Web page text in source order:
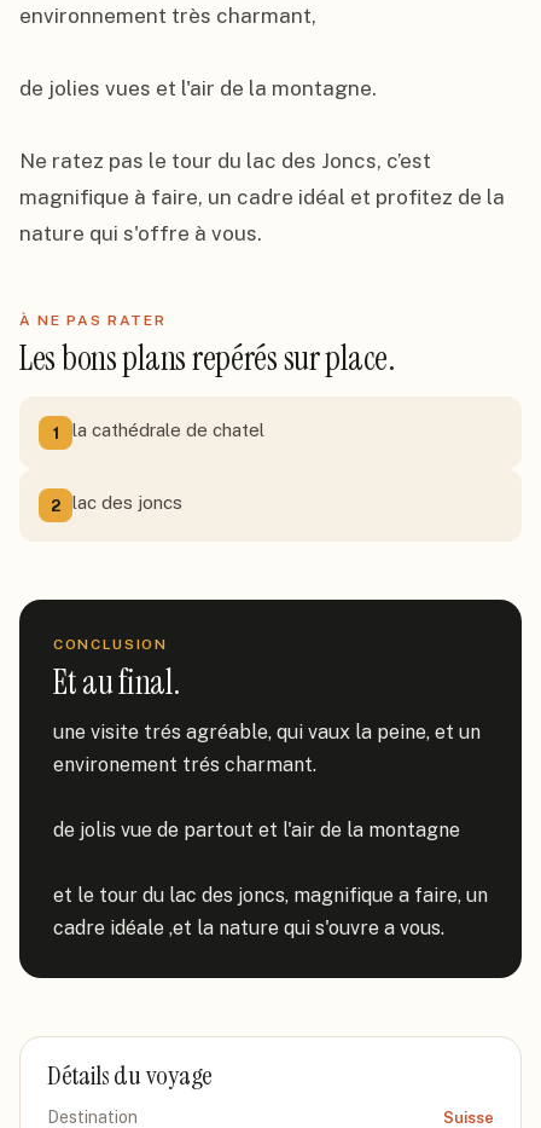
environnement très charmant,
de jolies vues et l'air de la montagne.
Ne ratez pas le tour du lac des Joncs, c’est
magnifique à faire, un cadre idéal et profitez de la
nature qui s'offre à vous.
À NE PAS RATER
Les bons plans repérés sur place.
1 la cathédrale de chatel
2 lac des joncs
CONCLUSION
Et au final.
une visite trés agréable, qui vaux la peine, et un
environement trés charmant.
de jolis vue de partout et l'air de la montagne
et le tour du lac des joncs, magnifique a faire, un
cadre idéale ,et la nature qui s'ouvre a vous.
Détails du voyage
Destination Suisse